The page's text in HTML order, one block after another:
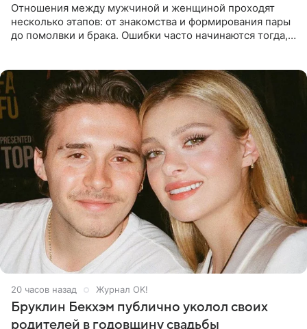
Отношения между мужчиной и женщиной проходят
несколько этапов: от знакомства и формирования пары
до помолвки и брака. Ошибки часто начинаются тогда,
20 часов назад Журнал OK!
Бруклин Бекхэм публично уколол своих
родителей в годовщину свадьбы